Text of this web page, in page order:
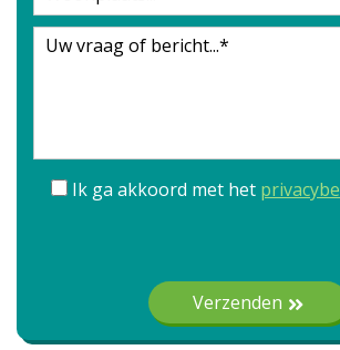
Ik ga akkoord met het
Gelieve dit veld leeg te laten.
Verzenden